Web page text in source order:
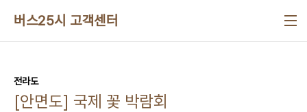
버스25시 고객센터
전라도
[안면도] 국제 꽃 박람회